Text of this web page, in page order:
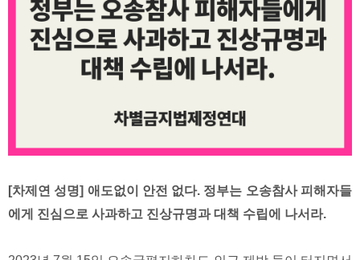
[차제연 성명] 애도없이 안전 없다. 정부는 오송참사 피해자들
에게 진심으로 사과하고 진상규명과 대책 수립에 나서라.